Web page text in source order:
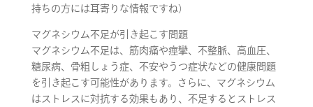
持ちの方には耳寄りな情報ですね）
マグネシウム不足が引き起こす問題
マグネシウム不足は、筋肉痛や痙攣、不整脈、高血圧、
糖尿病、骨粗しょう症、不安やうつ症状などの健康問題
を引き起こす可能性があります。さらに、マグネシウム
はストレスに対抗する効果もあり、不足するとストレス